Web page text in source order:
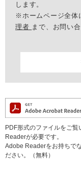
します。
※ホームページ全体
理者 まで、お問い
PDF形式のファイルをご
Readerが必要です。
Adobe Readerをお持ちで
ださい。（無料）